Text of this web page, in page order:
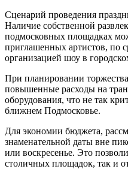
Сценарий проведения
Наличие собственной
подмосковных площадках
приглашенных артистов, по
организацией шоу в
При планировании
повышенные расходы на
оборудования, что не так
ближнем Подмосковье.
Для экономии бюджета,
знаменательной даты вне
или воскресенье. Это
столичных площадок, так и